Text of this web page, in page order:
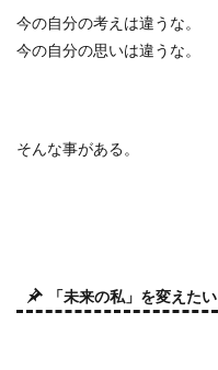
今の自分の考えは違うな。
今の自分の思いは違うな。
そんな事がある。
「未来の私」を変えたい